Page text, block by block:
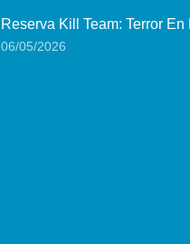
Reserva Kill Team: Terror En
06/05/2026